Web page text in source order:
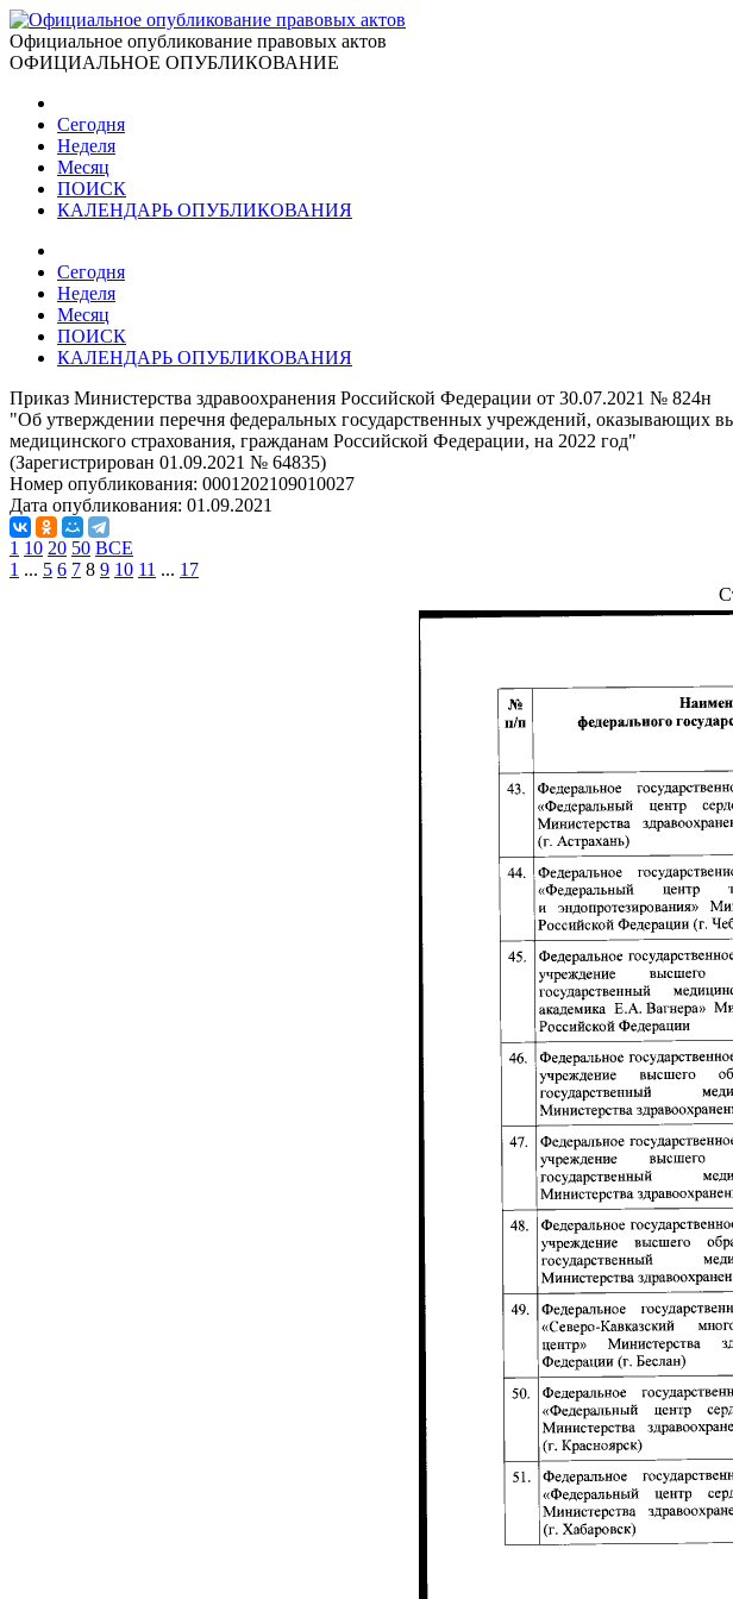
Официальное опубликование правовых актов
ОФИЦИАЛЬНОЕ ОПУБЛИКОВАНИЕ
Сегодня
Неделя
Месяц
ПОИСК
КАЛЕНДАРЬ ОПУБЛИКОВАНИЯ
Сегодня
Неделя
Месяц
ПОИСК
КАЛЕНДАРЬ ОПУБЛИКОВАНИЯ
Приказ Министерства здравоохранения Российской Федерации от 30.07.2021 № 824н
"Об утверждении перечня федеральных государственных учреждений, оказывающих
медицинского страхования, гражданам Российской Федерации, на 2022 год"
(Зарегистрирован 01.09.2021 № 64835)
Номер опубликования: 0001202109010027
Дата опубликования: 01.09.2021
1 10 20 50 ВСЕ
1 ... 5 6 7 8 9 10 11 ... 17